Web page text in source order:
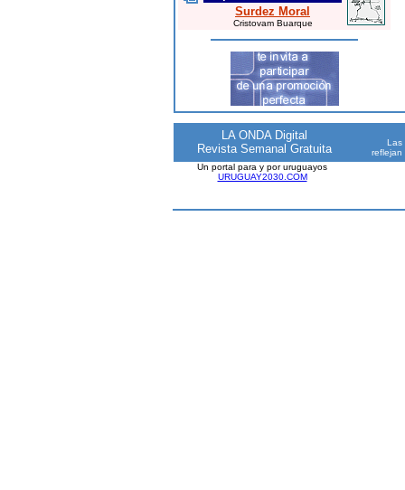
Surdez Moral
Cristovam Buarque
LA ONDA Digital
Revista Semanal Gratuita
Las
Un portal para y por uruguayos
URUGUAY2030.COM